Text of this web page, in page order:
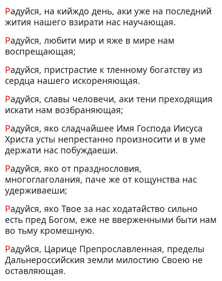
Радуйся, на кийждо день, аки уже на последний
жития нашего взирати нас научающая.
Радуйся, любити мир и яже в мире нам
воспрещающая;
Радуйся, пристрастие к тленному богатству из
сердца нашего искореняющая.
Радуйся, славы человечи, аки тени преходящия
искати нам возбраняющая;
Радуйся, яко сладчайшее Имя Господа Иисуса
Христа усты непрестанно произносити и в уме
держати нас побуждаеши.
Радуйся, яко от празднословия,
многоглаголания, паче же от кощунства нас
удерживаеши;
Радуйся, яко Твое за нас ходатайство сильно
есть пред Богом, еже не вверженными быти нам
во тьму кромешную.
Радуйся, Царице Препрославленная, пределы
Дальнероссийския земли милостию Своею не
оставляющая.